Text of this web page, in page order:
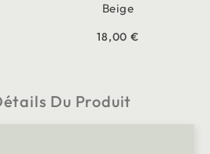
Beige
18,00 €
Du Produit